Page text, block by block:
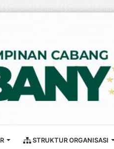
STRUKTUR ORGANISASI